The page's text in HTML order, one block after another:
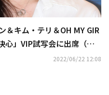
＆キム・テリ＆OH MY GIR
心」VIP試写会に出席（動
2022/06/22 12:08